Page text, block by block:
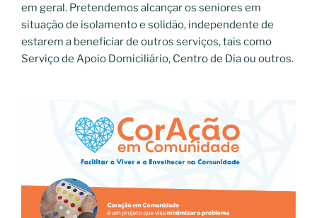
em geral. Pretendemos alcançar os seniores em
situação de isolamento e solidão, independente de
estarem a beneficiar de outros serviços, tais como
Serviço de Apoio Domiciliário, Centro de Dia ou outros.